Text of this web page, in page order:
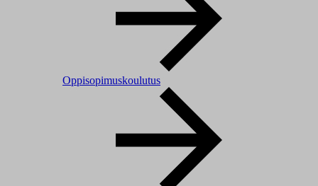
Oppisopimuskoulutus